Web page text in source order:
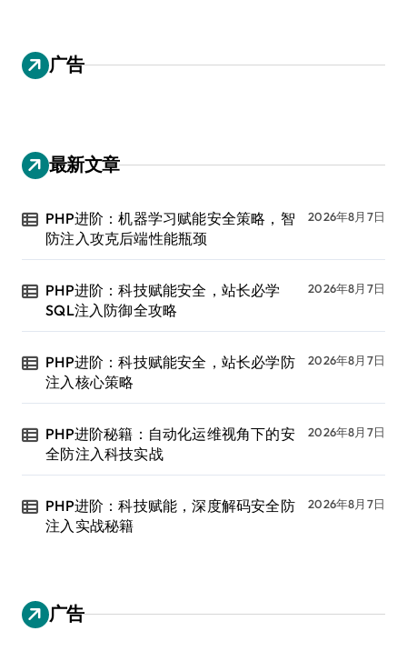
广告
最新文章
PHP进阶：机器学习赋能安全策略，智
防注入攻克后端性能瓶颈
2026年8月7日
PHP进阶：科技赋能安全，站长必学
SQL注入防御全攻略
2026年8月7日
PHP进阶：科技赋能安全，站长必学防
注入核心策略
2026年8月7日
PHP进阶秘籍：自动化运维视角下的安
全防注入科技实战
2026年8月7日
PHP进阶：科技赋能，深度解码安全防
注入实战秘籍
2026年8月7日
广告